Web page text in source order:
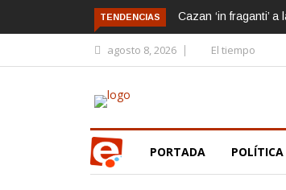
TENDENCIAS Cazan ‘in fraganti’
agosto 8, 2026 El tiempo
PORTADA POLÍTICA